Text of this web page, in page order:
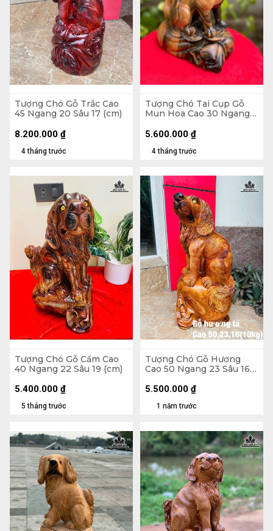
Tượng Chó Gỗ Trắc Cao
45 Ngang 20 Sâu 17 (cm)
4 tháng trước
8.200.000 ₫
Tượng Chó Tai Cụp Gỗ
Mun Hoa Cao 30 Ngang
4 tháng trước
5.600.000 ₫
Tượng Chó Gỗ Cẩm Cao
40 Ngang 22 Sâu 19 (cm)
5 tháng trước
5.400.000 ₫
Tượng Chó Gỗ Hương
Cao 50 Ngang 23 Sâu 16
1 năm trước
5.500.000 ₫